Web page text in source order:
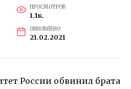
ПРОСМОТРОВ
1.1к.
ОБНОВЛЕНО
21.02.2021
России обвинил брата